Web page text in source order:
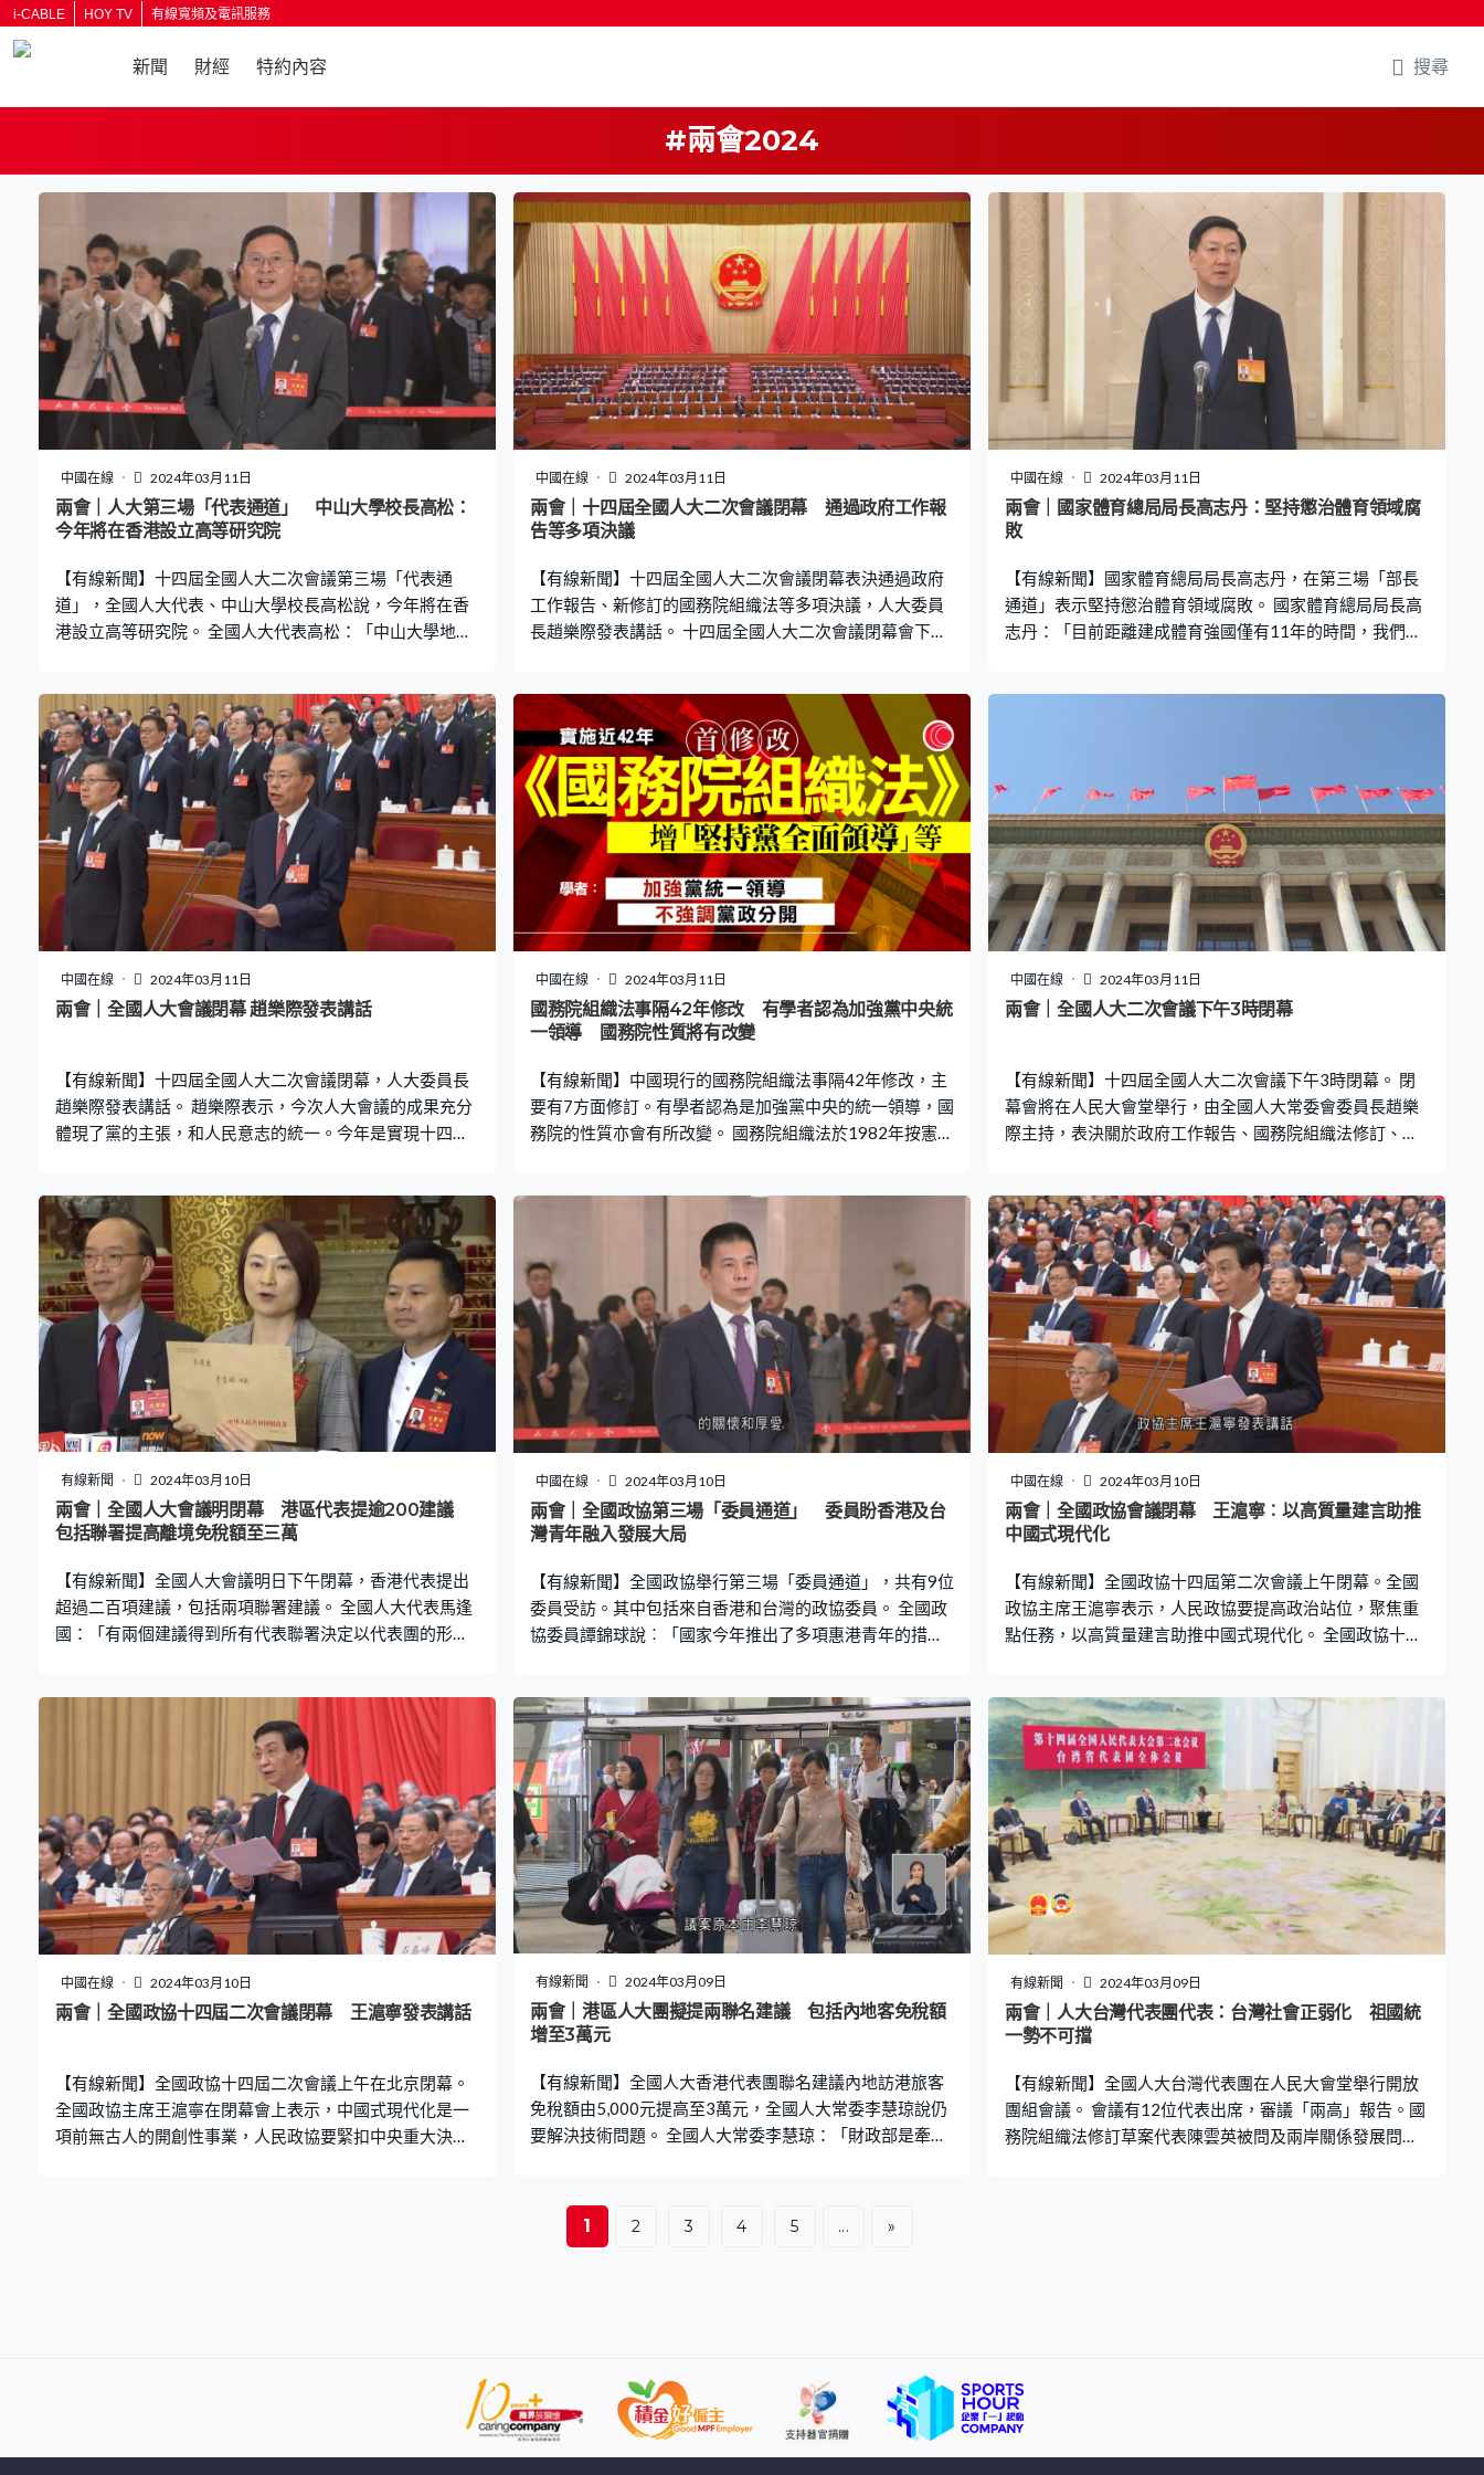
i-CABLE HOY TV 有線寬頻及電訊服務
新聞 財經 特約內容 搜尋
#兩會2024
按輸入鍵開始搜尋
中國在線 2024年03月11日
兩會｜人大第三場「代表通道」 中山大學校長高松：
今年將在香港設立高等研究院
【有線新聞】十四屆全國人大二次會議第三場「代表通
道」，全國人大代表、中山大學校長高松說，今年將在香
港設立高等研究院。 全國人大代表高松：「中山大學地處
一步地擴大開放合作，展望未來，中山大學將積極融入灣
區，為建設國際科技創新中心和人才高地，為國家的富
強，為人類的進步作出新的貢獻。」
中國在線 2024年03月11日
兩會｜十四屆全國人大二次會議閉幕 通過政府工作報
告等多項決議
【有線新聞】十四屆全國人大二次會議閉幕表決通過政府
工作報告、新修訂的國務院組織法等多項決議，人大委員
長趙樂際發表講話。 十四屆全國人大二次會議閉幕會下午
委員長趙樂際主持，共有2900名代表出席，表決多項決議
草案。其中政府工作報告獲得的贊成票最多，有2895票。
國務院組織法修訂草案就以2883票贊成、8票反對、9票棄
權，獲得通過。其餘表決通過的包括最高人民法院工作報
告、最高人民檢察院工作報告等決議草案。趙樂際在會上
發表講話。趙樂際說︰「十四屆全國人大二次會議圓滿完
成了各項議程，在全體代表和有關方面的共同努力下，會
議開得很成功，凝聚了共識，明確了任務，堅定了信心，
是一次高舉旗幟、真抓實幹、團結奮進的大會。」 趙樂際
指，會議體現了黨的主張以及人民意志的統一，強調今年
是實現「十四五」規劃目標任務的關鍵一年。趙樂際說︰
「我們要在以習近平同志為核心的黨中央堅強領導下，堅
持以習近平新時代中國特色社會主義思想為指導，同心同
化。」以往閉幕後，就會有總理記者會
中國在線 2024年03月11日
兩會｜國家體育總局局長高志丹：堅持懲治體育領域腐
敗
【有線新聞】國家體育總局局長高志丹，在第三場「部長
通道」表示堅持懲治體育領域腐敗。 國家體育總局局長高
志丹：「目前距離建成體育強國僅有11年的時間，我們也
人民群眾的期待，存在著明顯的差距。」 高志丹指，下一
步將持續加大推進體育強國建設的力度，全面加強黨對體
育工作的領導，堅決懲治體育領域腐敗，打擊「假賭
黑」，大力整頓行業風氣，持續淨化體育生態。
中國在線 2024年03月11日
兩會｜全國人大會議閉幕 趙樂際發表講話
【有線新聞】十四屆全國人大二次會議閉幕，人大委員長
趙樂際發表講話。 趙樂際表示，今次人大會議的成果充分
體現了黨的主張，和人民意志的統一。今年是實現十四五
中國式現代化。會議又表決通過新修訂的國務院組織法等
多個決議。
中國在線 2024年03月11日
國務院組織法事隔42年修改 有學者認為加強黨中央統
一領導 國務院性質將有改變
【有線新聞】中國現行的國務院組織法事隔42年修改，主
要有7方面修訂。有學者認為是加強黨中央的統一領導，國
務院的性質亦會有所改變。 國務院組織法於1982年按憲法
人民銀行行長列入國務院組成人員名單，增加關於國務院
會議的規定。同時納入「堅持以習近平新時代中國特色社
會主義思想為指導」、「堅持黨全面領導」、「堅決貫徹
落實黨中央決策部署」等內容。 有學者稱以往當局強調黨
政分開，但修例後中央的領導權力將進一步加強。廣東省
體制改革研究會執行會長彭澎表示：「對於我們政治體制
改革方面，肯定有比較大的調整。原來特別強調黨政分
開，現在更強調黨的統一領導。這可能對於國務院的地位
和作用，都會產生比較大的影響。黨中央對國務院的直接
領導更加得到體現。重大決策是出自黨中央，國務院更多
是一個執行部門。」 人大發言人早前就稱，這次修例是要
以法律形式深化黨和國家機構改革的精神，完善國務院的
中國在線 2024年03月11日
兩會｜全國人大二次會議下午3時閉幕
【有線新聞】十四屆全國人大二次會議下午3時閉幕。 閉
幕會將在人民大會堂舉行，由全國人大常委會委員長趙樂
際主持，表決關於政府工作報告、國務院組織法修訂、國
察院工作報告的決議草案進行表決。今年全國人大會議為
期7天，閉幕後不舉行總理記者會，如無特殊情況，往後幾
年也不舉行總理記者會。
有線新聞 2024年03月10日
兩會｜全國人大會議明閉幕 港區代表提逾200建議
包括聯署提高離境免稅額至三萬
【有線新聞】全國人大會議明日下午閉幕，香港代表提出
超過二百項建議，包括兩項聯署建議。 全國人大代表馬逢
國：「有兩個建議得到所有代表聯署決定以代表團的形式
引力和好處。另一個是陳帆代表和經濟組的代表提出。」
全國人大常委李慧琼：「非常感謝中央部委的重視，收到
財政部的回覆，這是初步回覆，感謝大家提出的建議，當
中提到一些技術的意見，我們會把這些技術意見帶回跟智
庫商量，也跟特區政府商量。」
中國在線 2024年03月10日
兩會｜全國政協第三場「委員通道」 委員盼香港及台
灣青年融入發展大局
【有線新聞】全國政協舉行第三場「委員通道」，共有9位
委員受訪。其中包括來自香港和台灣的政協委員。 全國政
協委員譚錦球說︰「國家今年推出了多項惠港青年的措
多的香港青年，能積極地加入我們國家的建設中，融入國
家發展大局，成就自己美好的明天。」 全國政協委員蔡睿
說︰「我們正處在科技創新和產業變革飛速發展的新時
代，充滿著無數的機遇和可能。在深化兩岸融合發展的進
程中，兩岸青年是主力軍、是晴雨表、是不可或缺的重要
力量。明天就是農曆二月初二，是『龍抬頭』的日子，俗
話說的好，龍抬頭風調雨順，人抬頭五福臨門。讓我們兩
岸『龍的傳人』攜起手來，在中國式現代化的道路上共繪
點睛之筆。」
中國在線 2024年03月10日
兩會｜全國政協會議閉幕 王滬寧︰以高質量建言助推
中國式現代化
【有線新聞】全國政協十四屆第二次會議上午閉幕。全國
政協主席王滬寧表示，人民政協要提高政治站位，聚焦重
點任務，以高質量建言助推中國式現代化。 全國政協十四
對，表決通過全國政協十四屆二次會議政治決議和多項決
議草案。政協主席王滬寧發表講話，指要提高政治站位，
深化對推進中國式現代化的思想認識。王滬寧說︰「中國
式現代化是中國共產黨領導的社會主義現代化，只有毫不
動搖堅持中國共產黨領導，中國式現代化才能前景光明、
繁榮興盛。」 王滬寧強調，政協要聚焦重點任務，以高質
量建言，助推中國式現代化，廣泛凝心聚力。王滬寧說︰
「調動一切可以調動的積極因素，團結一切可以團結的力
量，要加強思想政治引領，多做強信心、聚民心、暖人
心、築同心的工作，形成團結一心、攻堅克難、開拓奮進
的強大合力。」 王滬寧表示，要牢記政治責任，提高政治
協商、民主監督、參政議政水平。王滬寧又說，今年是新
中國成立75周年，也是政協成立75周年，強調做好政協工
中國在線 2024年03月10日
兩會｜全國政協十四屆二次會議閉幕 王滬寧發表講話
【有線新聞】全國政協十四屆二次會議上午在北京閉幕。
全國政協主席王滬寧在閉幕會上表示，中國式現代化是一
項前無古人的開創性事業，人民政協要緊扣中央重大決策
有線新聞 2024年03月09日
兩會｜港區人大團擬提兩聯名建議 包括內地客免稅額
增至3萬元
【有線新聞】全國人大香港代表團聯名建議內地訪港旅客
免稅額由5,000元提高至3萬元，全國人大常委李慧琼說仍
要解決技術問題。 全國人大常委李慧琼：「財政部是牽頭
會把技術問題帶給智庫，當然也會跟特區政府溝通，希望
盡一切努力解答到他們的關注點，也希望中央政府和特區
有線新聞 2024年03月09日
兩會｜人大台灣代表團代表：台灣社會正弱化 祖國統
一勢不可擋
【有線新聞】全國人大台灣代表團在人民大會堂舉行開放
團組會議。 會議有12位代表出席，審議「兩高」報告。國
務院組織法修訂草案代表陳雲英被問及兩岸關係發展問題
1 2 3 4 5 ... »